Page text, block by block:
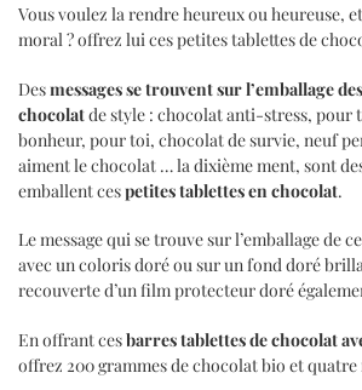
Vous voulez la rendre heureux ou heureuse,
moral ? offrez lui ces petites tablettes de
Desmessages se trouvent sur l’emballage
chocolatde style : chocolat anti-stress, pour
bonheur, pour toi, chocolat de survie, neuf
aiment le chocolat … la dixième ment, sont
emballent cespetites tablettes en chocolat.
Le message qui se trouve sur l’emballage de
avec un coloris doré ou sur un fond doré
recouverte d’un film protecteur doré
En offrant cesbarres tablettes de chocolat
offrez 200 grammes de chocolat bio et quatre